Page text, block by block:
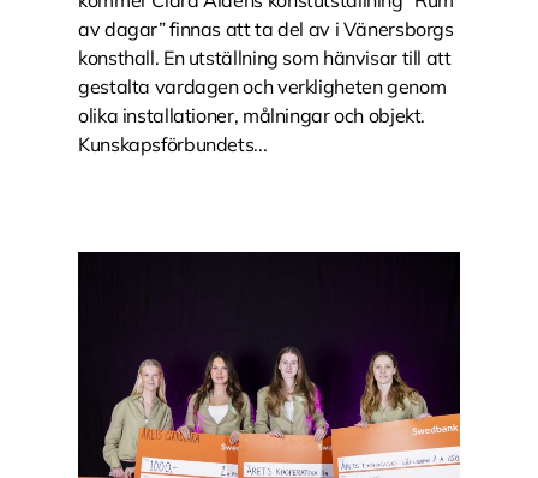
av dagar” finnas att ta del av i Vänersborgs
konsthall. En utställning som hänvisar till att
gestalta vardagen och verkligheten genom
olika installationer, målningar och objekt.
Kunskapsförbundets...